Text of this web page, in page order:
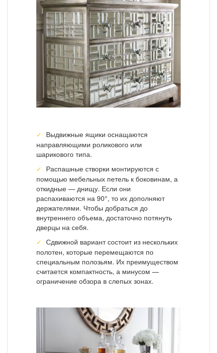
Выдвижные ящики оснащаются
направляющими роликового или
шарикового типа.
Распашные створки монтируются с
помощью мебельных петель к боковинам, а
откидные — днищу. Если они
распахиваются на 90°, то их дополняют
держателями. Чтобы добраться до
внутреннего объема, достаточно потянуть
дверцы на себя.
Сдвижной вариант состоит из нескольких
полотен, которые перемещаются по
специальным полозьям. Их преимуществом
считается компактность, а минусом —
ограничение обзора в слепых зонах.